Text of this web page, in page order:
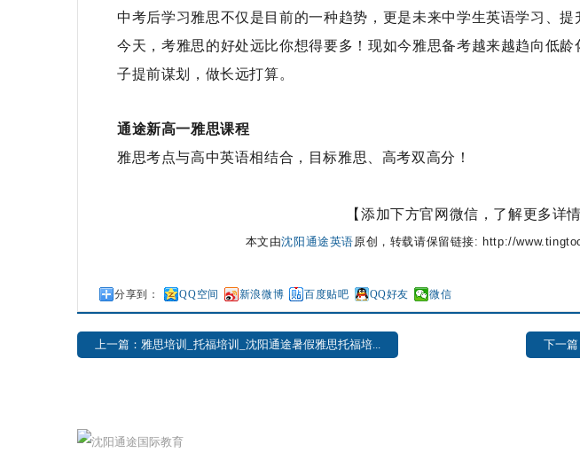
中考后学习雅思不仅是目前的一种趋势，更是未来中学生英语学习、
今天，考雅思的好处远比你想得要多！现如今雅思备考越来越趋向低
子提前谋划，做长远打算。
通途新高一雅思课程
雅思考点与高中英语相结合，目标雅思、高考双高分！
【添加下方官网微信，了解更多详情
本文由沈阳通途英语原创，转载请保留链接: http://
分享到： QQ空间 新浪微博 百度贴吧 QQ好友 微信
上一篇：雅思培训_托福培训_沈阳通途暑假雅思托福培... 下一